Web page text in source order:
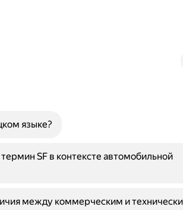
языке?
SF в контексте автомобильной
между коммерческим и